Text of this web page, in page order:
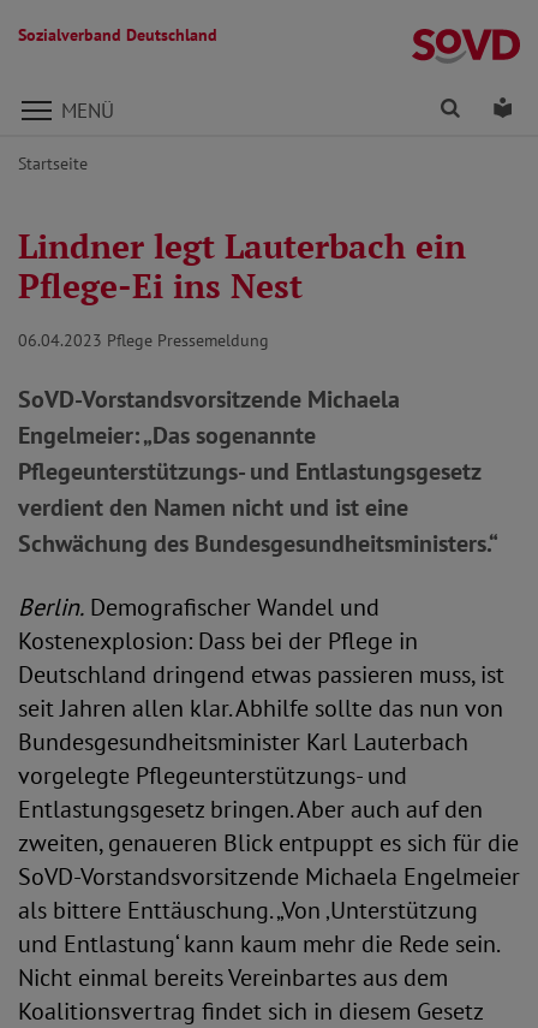
Sozialverband Deutschland
Direkt zu den Inhalten springen
MENÜ Finden
Startseite
Lindner legt Lauterbach ein
Pflege-Ei ins Nest
06.04.2023 Pflege Pressemeldung
SoVD-Vorstandsvorsitzende Michaela
Engelmeier: „Das sogenannte
Pflegeunterstützungs- und Entlastungsgesetz
verdient den Namen nicht und ist eine
Schwächung des Bundesgesundheitsministers.“
Berlin. Demografischer Wandel und
Kostenexplosion: Dass bei der Pflege in
Deutschland dringend etwas passieren muss, ist
seit Jahren allen klar. Abhilfe sollte das nun von
Bundesgesundheitsminister Karl Lauterbach
vorgelegte Pflegeunterstützungs- und
Entlastungsgesetz bringen. Aber auch auf den
zweiten, genaueren Blick entpuppt es sich für die
SoVD-Vorstandsvorsitzende Michaela Engelmeier
als bittere Enttäuschung. „Von ‚Unterstützung
und Entlastung‘ kann kaum mehr die Rede sein.
Nicht einmal bereits Vereinbartes aus dem
Koalitionsvertrag findet sich in diesem Gesetz